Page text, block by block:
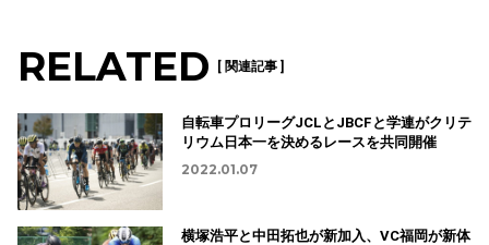
RELATED [ 関連記事 ]
自転車プロリーグJCLとJBCFと学連がクリテ
リウム日本一を決めるレースを共同開催
2022.01.07
横塚浩平と中田拓也が新加入、VC福岡が新体